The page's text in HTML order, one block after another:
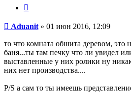
Непрочитанное
Aduanit » 01 июн 2016, 12:09
то что комната обшита деревом, это
баня...ты там печку что ли увидел
выставленные у них ролики ну
них нет производства....
P/S а сам то ты имеешь